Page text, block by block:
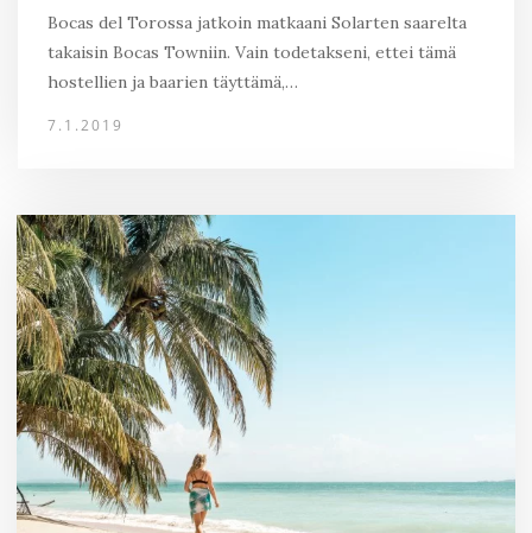
Bocas del Torossa jatkoin matkaani Solarten saarelta
takaisin Bocas Towniin. Vain todetakseni, ettei tämä
hostellien ja baarien täyttämä,…
7.1.2019